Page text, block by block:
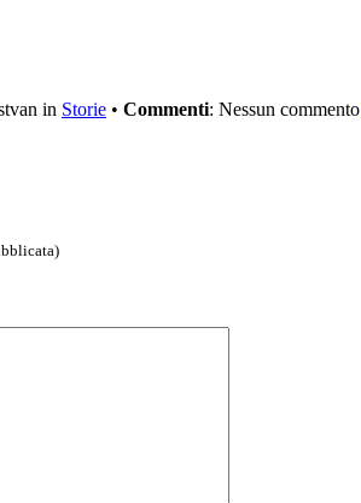
in Storie • Commenti: Nessun commento